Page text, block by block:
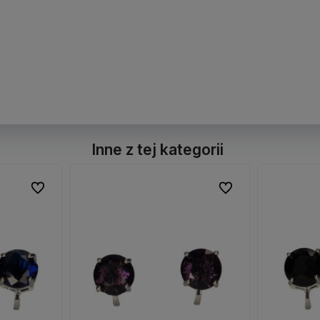
Inne z tej kategorii
Do ulubionych
Do ulubionych Do ulubionych
Do ulubionych